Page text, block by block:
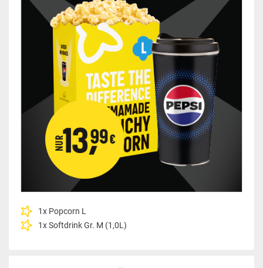
1x Popcorn L
1x Softdrink Gr. M (1,0L)